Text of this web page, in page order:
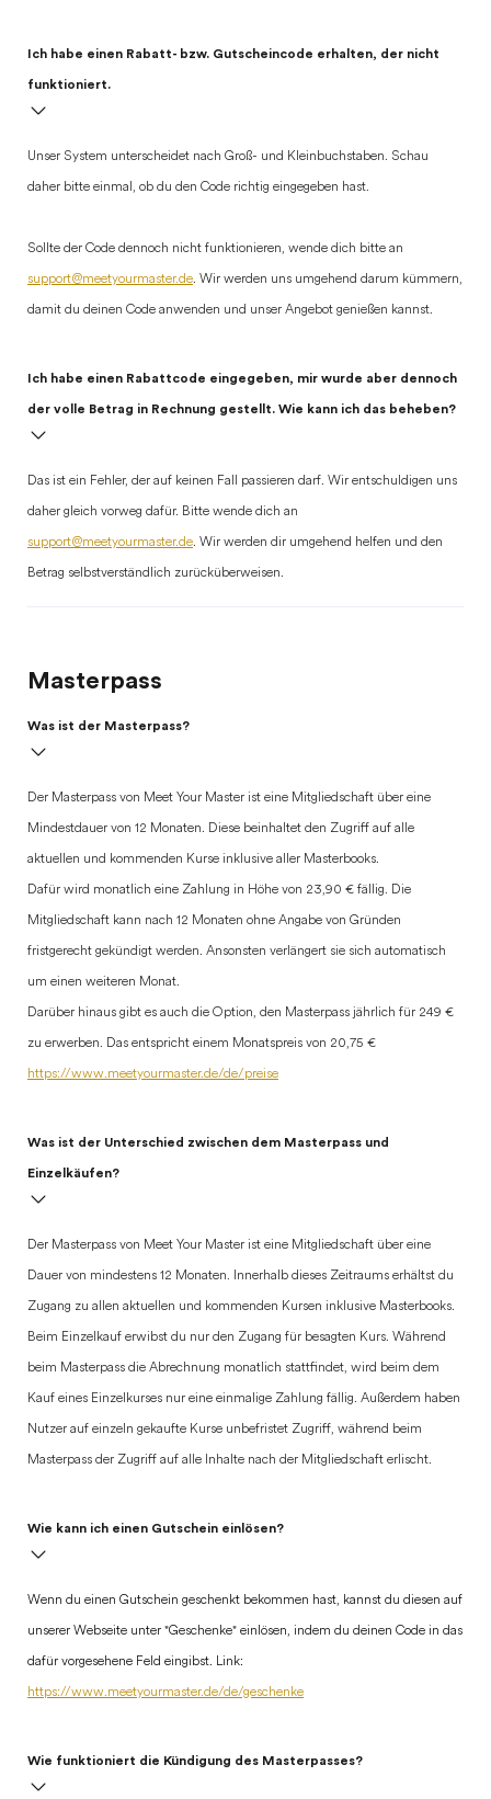
Ich habe einen Rabatt- bzw. Gutscheincode erhalten, der nicht
funktioniert.
Unser System unterscheidet nach Groß- und Kleinbuchstaben. Schau
daher bitte einmal, ob du den Code richtig eingegeben hast.
Sollte der Code dennoch nicht funktionieren, wende dich bitte an
support@meetyourmaster.de. Wir werden uns umgehend darum kümmern,
damit du deinen Code anwenden und unser Angebot genießen kannst.
Ich habe einen Rabattcode eingegeben, mir wurde aber dennoch
der volle Betrag in Rechnung gestellt. Wie kann ich das beheben?
Das ist ein Fehler, der auf keinen Fall passieren darf. Wir entschuldigen uns
daher gleich vorweg dafür. Bitte wende dich an
support@meetyourmaster.de. Wir werden dir umgehend helfen und den
Betrag selbstverständlich zurücküberweisen.
Masterpass
Was ist der Masterpass?
Der Masterpass von Meet Your Master ist eine Mitgliedschaft über eine
Mindestdauer von 12 Monaten. Diese beinhaltet den Zugriff auf alle
aktuellen und kommenden Kurse inklusive aller Masterbooks.
Dafür wird monatlich eine Zahlung in Höhe von 23,90 € fällig. Die
Mitgliedschaft kann nach 12 Monaten ohne Angabe von Gründen
fristgerecht gekündigt werden. Ansonsten verlängert sie sich automatisch
um einen weiteren Monat.
Darüber hinaus gibt es auch die Option, den Masterpass jährlich für 249 €
zu erwerben. Das entspricht einem Monatspreis von 20,75 €
https://www.meetyourmaster.de/de/preise
Was ist der Unterschied zwischen dem Masterpass und
Einzelkäufen?
Der Masterpass von Meet Your Master ist eine Mitgliedschaft über eine
Dauer von mindestens 12 Monaten. Innerhalb dieses Zeitraums erhältst du
Zugang zu allen aktuellen und kommenden Kursen inklusive Masterbooks.
Beim Einzelkauf erwibst du nur den Zugang für besagten Kurs. Während
beim Masterpass die Abrechnung monatlich stattfindet, wird beim dem
Kauf eines Einzelkurses nur eine einmalige Zahlung fällig. Außerdem haben
Nutzer auf einzeln gekaufte Kurse unbefristet Zugriff, während beim
Masterpass der Zugriff auf alle Inhalte nach der Mitgliedschaft erlischt.
Wie kann ich einen Gutschein einlösen?
Wenn du einen Gutschein geschenkt bekommen hast, kannst du diesen auf
unserer Webseite unter "Geschenke" einlösen, indem du deinen Code in das
dafür vorgesehene Feld eingibst. Link:
https://www.meetyourmaster.de/de/geschenke
Wie funktioniert die Kündigung des Masterpasses?